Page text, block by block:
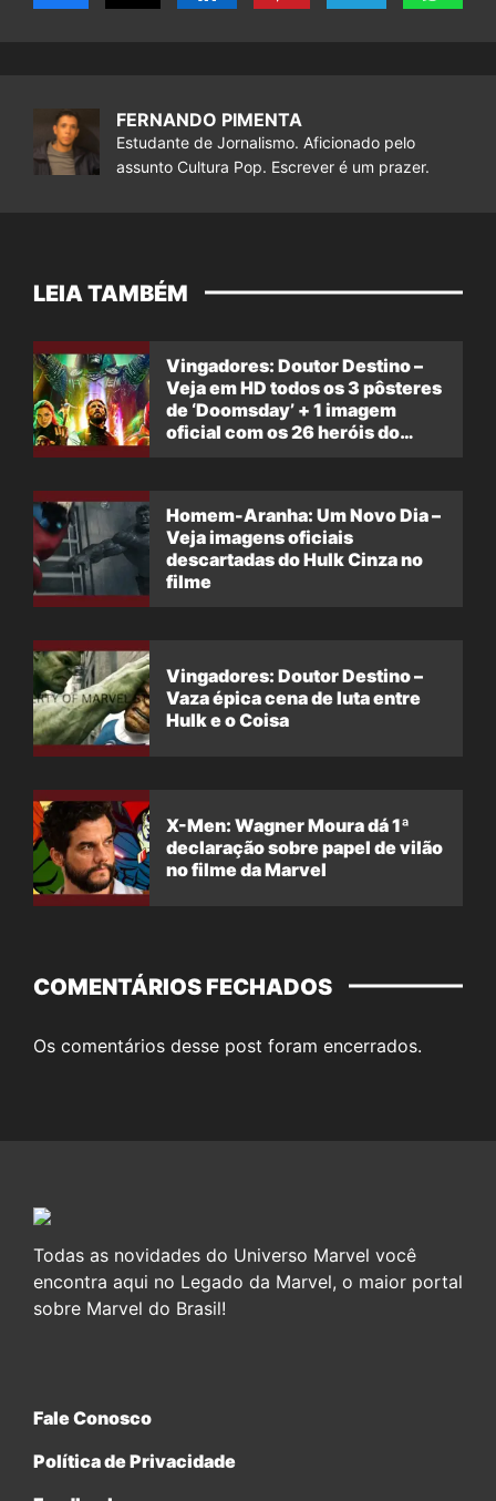
FERNANDO PIMENTA
Estudante de Jornalismo. Aficionado pelo
assunto Cultura Pop. Escrever é um prazer.
LEIA TAMBÉM
Vingadores: Doutor Destino –
Veja em HD todos os 3 pôsteres
de ‘Doomsday’ + 1 imagem
oficial com os 26 heróis do
Homem-Aranha: Um Novo Dia –
Veja imagens oficiais
descartadas do Hulk Cinza no
filme
Vingadores: Doutor Destino –
Vaza épica cena de luta entre
Hulk e o Coisa
X-Men: Wagner Moura dá 1ª
declaração sobre papel de vilão
no filme da Marvel
COMENTÁRIOS FECHADOS
Os comentários desse post foram encerrados.
Todas as novidades do Universo Marvel você
encontra aqui no Legado da Marvel, o maior portal
sobre Marvel do Brasil!
Fale Conosco
Política de Privacidade